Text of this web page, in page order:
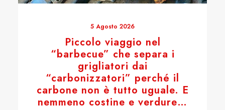
5 Agosto 2026
Piccolo viaggio nel
“barbecue” che separa i
grigliatori dai
“carbonizzatori” perché il
carbone non è tutto uguale. E
nemmeno costine e verdure…